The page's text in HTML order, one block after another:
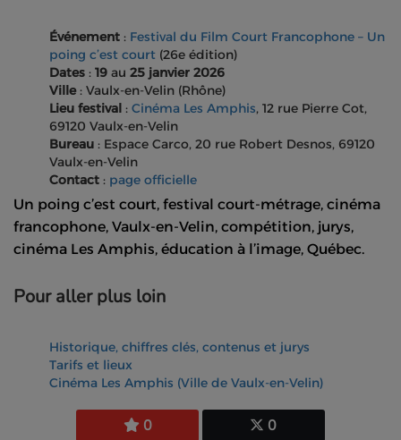
0 0
Événement : Festival du Film Court Francophone – Un
poing c’est court (26e édition)
Dates : 19 au 25 janvier 2026
Ville: Vaulx-en-Velin (Rhône)
Lieu festival : Cinéma Les Amphis, 12 rue Pierre Cot,
69120 Vaulx-en-Velin
Bureau : Espace Carco, 20 rue Robert Desnos, 69120
Vaulx-en-Velin
Contact : page officielle
Un poing c’est court, festival court-métrage, cinéma
francophone, Vaulx-en-Velin, compétition, jurys,
cinéma Les Amphis, éducation à l’image, Québec.
Pour aller plus loin
Historique, chiffres clés, contenus et jurys
Tarifs et lieux
Cinéma Les Amphis (Ville de Vaulx-en-Velin)